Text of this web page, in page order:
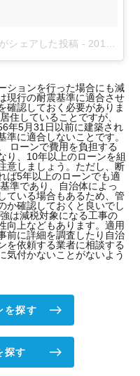
シェアした投稿 - 2018年 4月月21日午前8時11分PDT
ションを行った場合にも減
現行の耐震基準に適合させ
確認しておく必要がありま
住していることですが、
年5月31日以前に建築され
に適合しないことです。
ローンで費用を負担する
り、10年以上のローンを組
意しましょう。ただし、断
ば5年以上のローンでも適
準であり、自治体によっ
ている場合もあるため、管
か確認しておくと良いでし
は減税対象になる工事の
向上などもあります。適用
前に詳細を調査したり自治
を依頼する業者に相談する
気付かないことがないよう
を探す
探す